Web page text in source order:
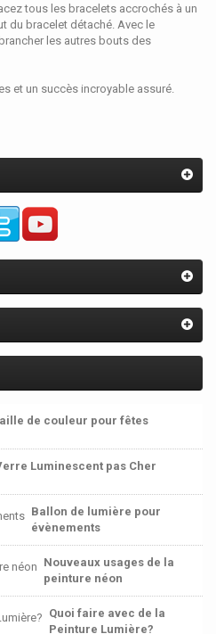
tous les bracelets accrochés à un
du bracelet détaché. Avec le
les autres bouts des
et un succès incroyable assuré.
de couleur pour fêtes
Luminescent pas Cher
Ballon de lumière pour
évènements
Nouveaux usages de la
peinture néon
Quoi faire avec de la
Peinture Lumière?